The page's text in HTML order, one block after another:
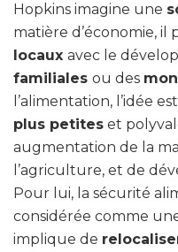
Hopkins imagine une
matière d’économie, il
locaux avec le
familiales ou des
l’alimentation, l’idée
plus petites et
augmentation de la
l’agriculture, et de
Pour lui, la sécurité
considérée comme
implique de